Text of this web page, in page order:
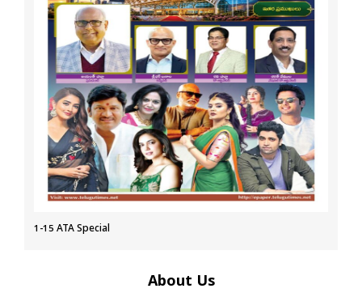
1-15 ATA Special
About Us